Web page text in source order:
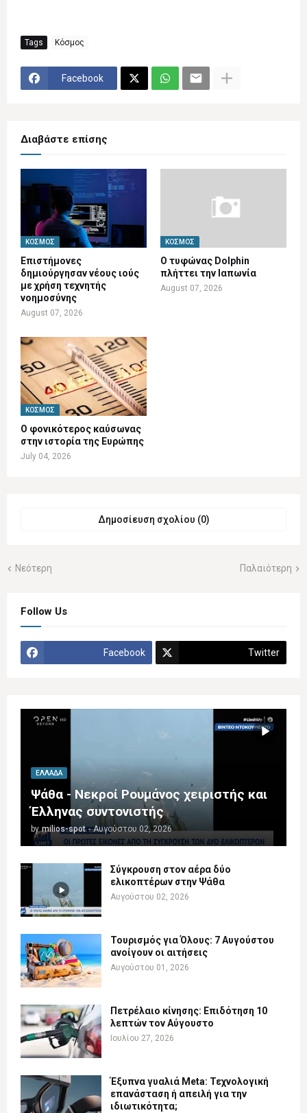
Tags Κόσμος
Facebook
Διαβάστε επίσης
ΚΌΣΜΟΣ
Επιστήμονες
δημιούργησαν νέους ιούς
με χρήση τεχνητής
νοημοσύνης
August 07, 2026
ΚΌΣΜΟΣ
Ο τυφώνας Dolphin
πλήττει την Ιαπωνία
August 07, 2026
ΚΌΣΜΟΣ
Ο φονικότερος καύσωνας
στην ιστορία της Ευρώπης
July 04, 2026
Δημοσίευση σχολίου (0)
Νεότερη Παλαιότερη
Follow Us
Facebook Twitter
ΕΛΛΆΔΑ
Ψάθα - Νεκροί Ρουμάνος χειριστής και
Έλληνας συντονιστής
by milios-spot - Αυγούστου 02, 2026
Σύγκρουση στον αέρα δύο
ελικοπτέρων στην Ψάθα
Αυγούστου 02, 2026
Τουρισμός για Όλους: 7 Αυγούστου
ανοίγουν οι αιτήσεις
Αυγούστου 01, 2026
Πετρέλαιο κίνησης: Επιδότηση 10
λεπτών τον Αύγουστο
Ιουλίου 27, 2026
Έξυπνα γυαλιά Meta: Τεχνολογική
επανάσταση ή απειλή για την
ιδιωτικότητα;